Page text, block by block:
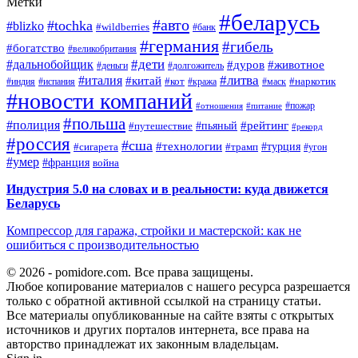
#blizko #tochka #wildberries #авто #банк #беларусь
#богатство #великобритания #германия#гибель
#дальнобойщик #деньги #дети #долгожитель #дуров #животное
#индия #испания #италия #китай #кот #кража #литва #маск #наркотик
#новости компаний #отношения #питание #пожар
#полиция #польша #путешествие #пьяный #рейтинг #рекорд
#россия #сигарета #сша #технологии #трамп #турция #угон
#умер #франция война
Индустрия 5.0 на словах и в реальности: куда движется
Беларусь
Компрессор для гаража, стройки и мастерской: как не
ошибиться с производительностью
© 2026 - pomidore.com. Все права защищены.
Любое копирование материалов с нашего ресурса разрешается
только с обратной активной ссылкой на страницу статьи.
Все материалы опубликованные на сайте взяты с открытых
источников и других порталов интернета, все права на
авторство принадлежат их законным владельцам.